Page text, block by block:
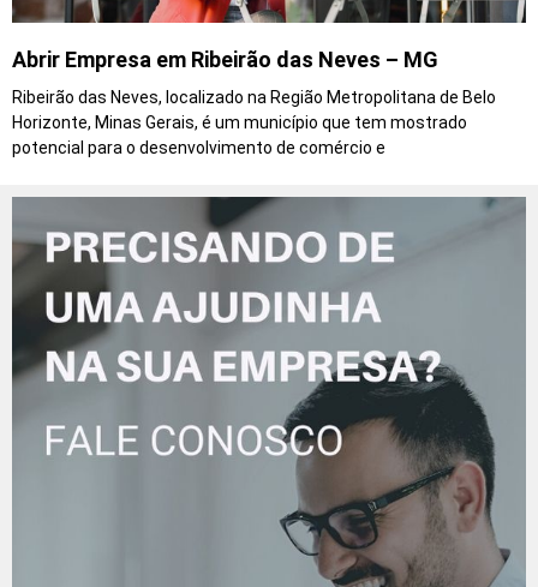
Abrir Empresa em Ribeirão das Neves – MG
Ribeirão das Neves, localizado na Região Metropolitana de Belo
Horizonte, Minas Gerais, é um município que tem mostrado
potencial para o desenvolvimento de comércio e